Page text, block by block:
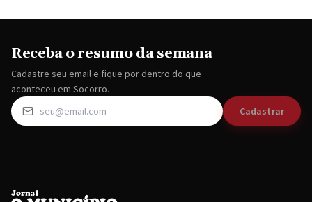
Receba o resumo da semana
Cadastre seu email e fique por dentro do que
aconteceu em Socorro.
Cadastrar